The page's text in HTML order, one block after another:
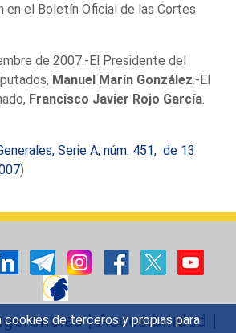
cookies de terceros y propias para
en el Boletín Oficial de las Cortes
de 2007.-El Presidente del
Manuel Marín González .-El
Francisco Javier Rojo García
Serie A, núm. 451, de 13
)
|Accesibilidad |